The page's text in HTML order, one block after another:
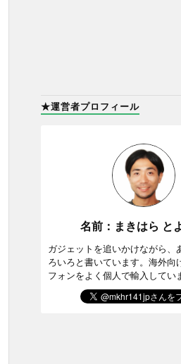
★運営者プロフィール
名前：まきはら と
ガジェットを追いかけながら、
ろいろと書いています。海外向
フォンをよく個人で輸入してい